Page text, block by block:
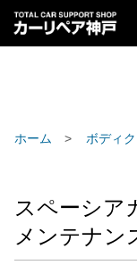
ホーム ボディ
スペーシ
メンテナン